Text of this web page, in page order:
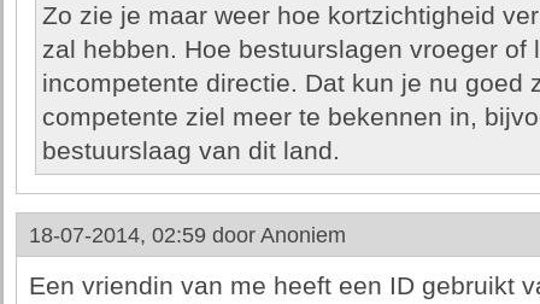
Zo zie je maar weer hoe kortzichtigheid
zal hebben. Hoe bestuurslagen vroeger of
incompetente directie. Dat kun je nu goed
competente ziel meer te bekennen in,
bestuurslaag van dit land.
18-07-2014, 02:59 door Anoniem
Een vriendin van me heeft een ID gebruikt